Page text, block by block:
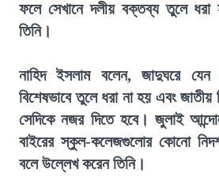
ফলে সেখানে দলীয় বক্তব্য তুলে ধরা
তিনি।
নাহিদ ইসলাম বলেন, জাদুঘরে
বিশেষভাবে তুলে ধরা না হয় এবং
সেদিকে নজর দিতে হবে। জুলাই
বাইরের স্কুল-কলেজগুলোর কোনো
বলে উল্লেখ করেন তিনি।